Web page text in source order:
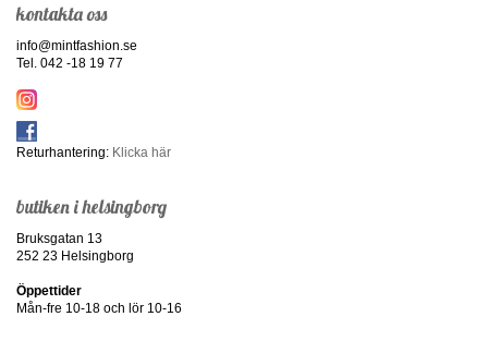
kontakta oss
info@mintfashion.se
Tel. 042 -18 19 77
Returhantering: Klicka här
butiken i helsingborg
Bruksgatan 13
252 23 Helsingborg
Öppettider
Mån-fre 10-18 och lör 10-16